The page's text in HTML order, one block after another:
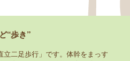
“歩き”
立二足歩行」です。体幹をまっす